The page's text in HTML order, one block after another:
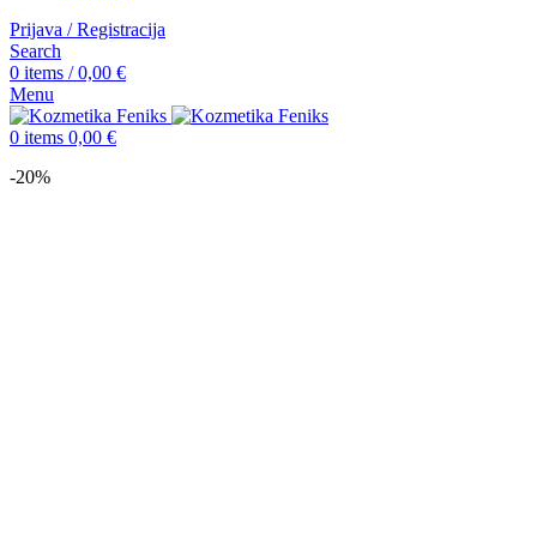
Prijava / Registracija
Search
0 items / 0,00 €
Menu
0 items 0,00 €
-20%